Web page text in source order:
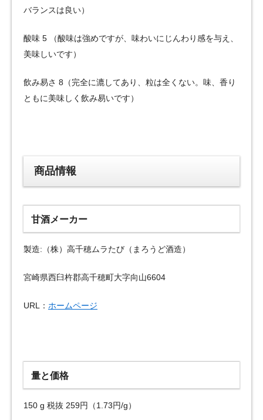
バランスは良い）
酸味 5 （酸味は強めですが、味わいにじんわり感を与え、
美味しいです）
飲み易さ 8（完全に漉してあり、粒は全くない。味、香り
ともに美味しく飲み易いです）
商品情報
甘酒メーカー
製造:（株）高千穂ムラたび（まろうど酒造）
宮崎県西臼杵郡高千穂町大字向山6604
URL： ホームページ
量と価格
150 g 税抜 259円（1.73円/g）